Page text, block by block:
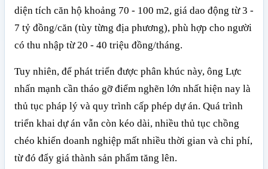
diện tích căn hộ khoảng 70 - 100 m2, giá dao động từ 3 -
7 tỷ đồng/căn (tùy từng địa phương), phù hợp cho người
có thu nhập từ 20 - 40 triệu đồng/tháng.
Tuy nhiên, để phát triển được phân khúc này, ông Lực
nhấn mạnh cần tháo gỡ điểm nghẽn lớn nhất hiện nay là
thủ tục pháp lý và quy trình cấp phép dự án. Quá trình
triển khai dự án vẫn còn kéo dài, nhiều thủ tục chồng
chéo khiến doanh nghiệp mất nhiều thời gian và chi phí,
từ đó đẩy giá thành sản phẩm tăng lên.